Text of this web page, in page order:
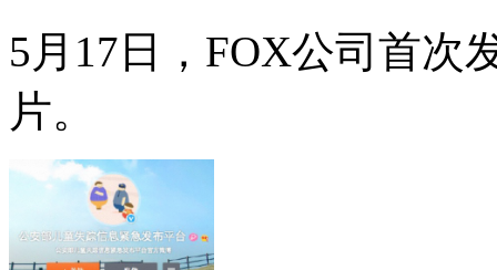
5月17日，FOX公司首次
片。